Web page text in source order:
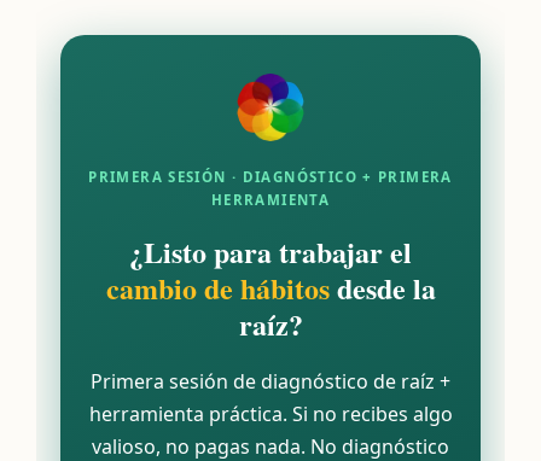
PRIMERA SESIÓN · DIAGNÓSTICO + PRIMERA
HERRAMIENTA
¿Listo para trabajar el
cambio de hábitosdesde la
raíz?
Primera sesión de diagnóstico de raíz +
herramienta práctica. Si no recibes algo
valioso, no pagas nada. No diagnóstico